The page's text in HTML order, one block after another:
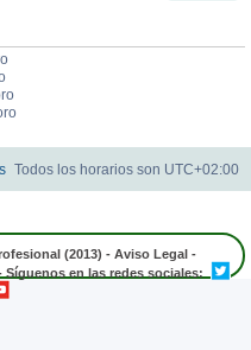
Todos los horarios son UTC+02:00
(2013) - Aviso Legal -
Síguenos en las redes sociales: